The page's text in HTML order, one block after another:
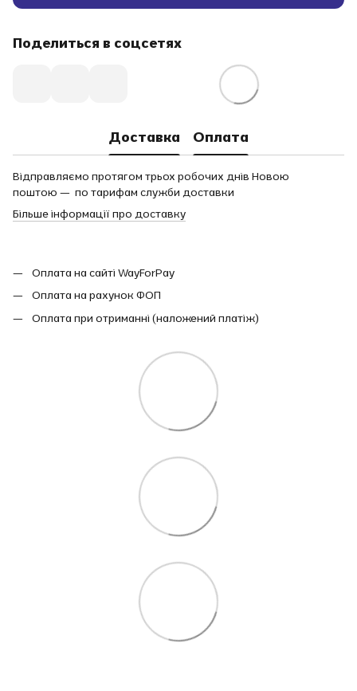
Поделиться в соцсетях
Доставка Оплата
Відправляємо протягом трьох робочих днів Новою
поштою — по тарифам служби доставки
Більше інформації про доставку
Оплата на сайті WayForPay
Оплата на рахунок ФОП
Оплата при отриманні (наложений платіж)